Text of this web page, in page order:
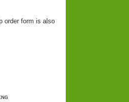
order form is also